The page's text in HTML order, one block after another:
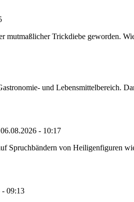
mutmaßlicher Trickdiebe geworden.
und Lebensmittelbereich.
- 10:17
von Heiligenfiguren
- 09:13